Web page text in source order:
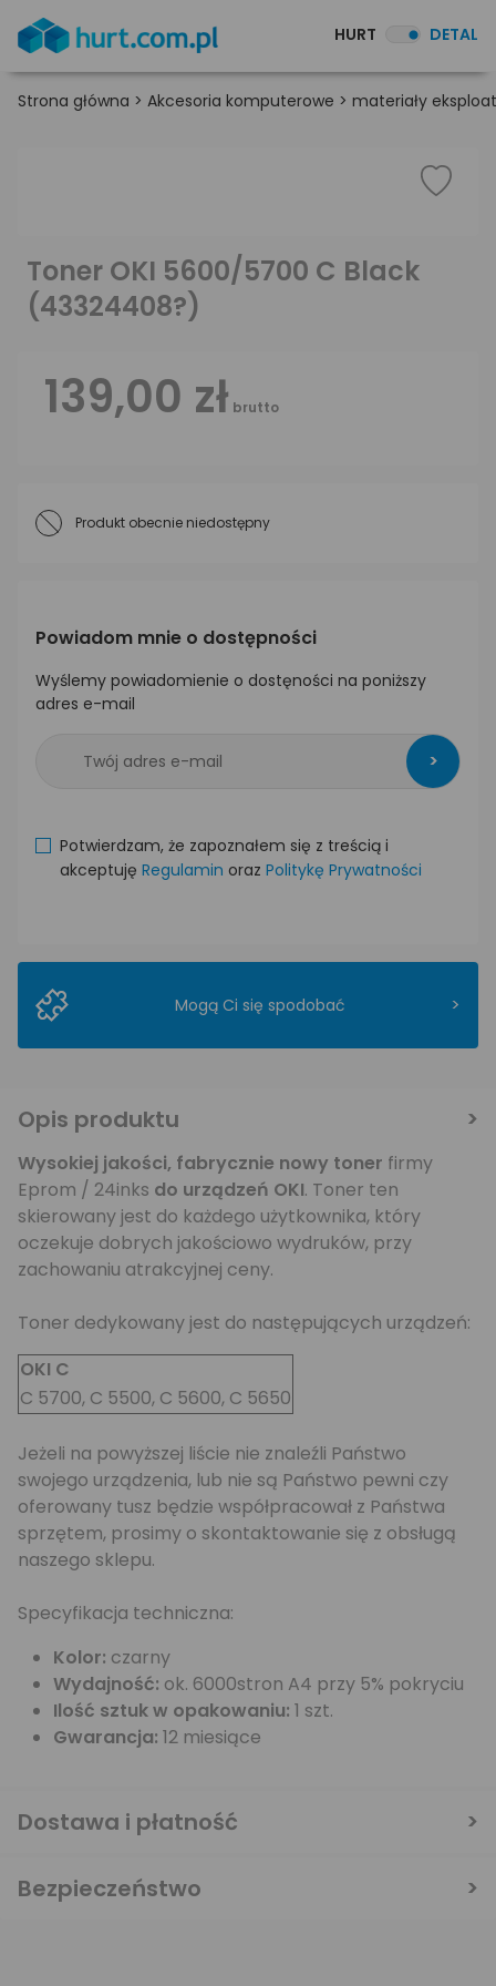
HURT DETAL
Strona główna > Akcesoria komputerowe > materiały
Toner OKI 5600/5700 C Black
(43324408?)
139,00 zł brutto
Produkt obecnie niedostępny
Powiadom mnie o dostępności
Wyślemy powiadomienie o dostęności na poniższy
adres e-mail
>
Potwierdzam, że zapoznałem się z treścią i
akceptuję Regulamin oraz Politykę Prywatności
Mogą Ci się spodobać >
Opis produktu
Wysokiej jakości, fabrycznie nowy toner firmy
Eprom / 24inks do urządzeń OKI. Toner ten
skierowany jest do każdego użytkownika, który
oczekuje dobrych jakościowo wydruków, przy
zachowaniu atrakcyjnej ceny.
Toner dedykowany jest do następujących urządzeń:
OKI C
C 5700, C 5500, C 5600, C 5650
Jeżeli na powyższej liście nie znaleźli Państwo
swojego urządzenia, lub nie są Państwo pewni czy
oferowany tusz będzie współpracował z Państwa
sprzętem, prosimy o skontaktowanie się z obsługą
naszego sklepu.
Specyfikacja techniczna:
Kolor: czarny
Wydajność: ok. 6000stron A4 przy 5% pokryciu
Ilość sztuk w opakowaniu: 1 szt.
Gwarancja: 12 miesiące
Dostawa i płatność
Bezpieczeństwo